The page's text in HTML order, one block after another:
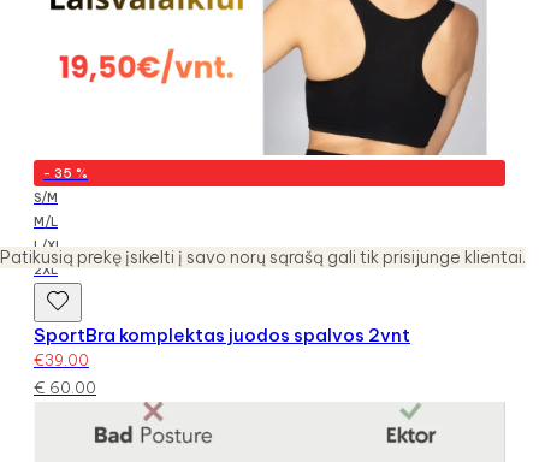
Patikusią prekę įsikelti į savo norų sąrašą gali tik prisijunge klientai.
- 35 %
S/M
M/L
L/XL
2XL
SportBra komplektas juodos spalvos 2vnt
€39.00
€ 60.00